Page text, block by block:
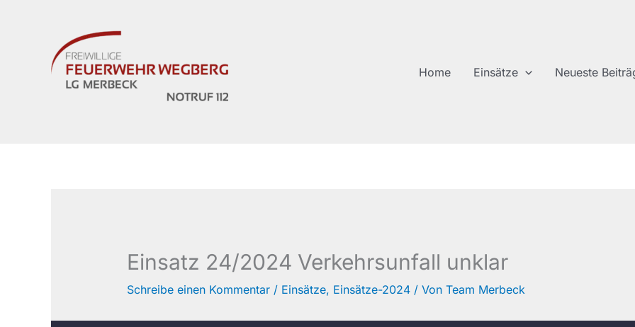
Home Einsätze Neueste
Einsatz 24/2024 Verkehrsunfall unklar
Schreibe einen Kommentar / Einsätze, Einsätze-2024/ Von Team Merbeck